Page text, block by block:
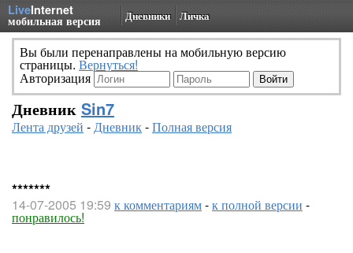
LiveInternet
мобильная версия Дневники Личка
Вы были перенаправлены на мобильную версию
страницы. Вернуться!
Авторизация
Дневник Sin7
Лента друзей -Дневник-Полная версия
*******
14-07-2005 19:59 к комментариям-к полной версии -
понравилось!